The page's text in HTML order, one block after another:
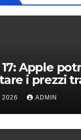
Apple
i prezzi
2026 ADMIN